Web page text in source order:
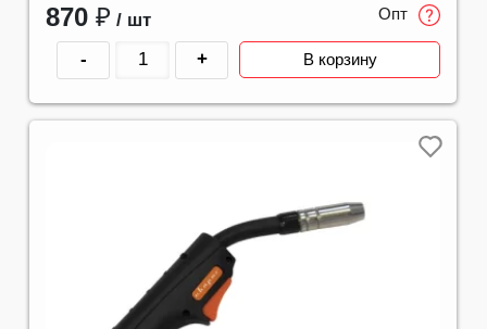
870 ₽ / шт Опт
- + В корзину